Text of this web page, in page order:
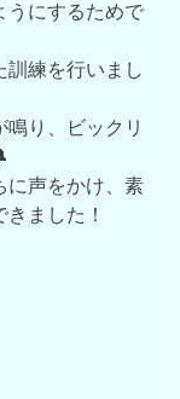
うにするためで
訓練を行いまし
り、ビックリ
に声をかけ、素
ました！